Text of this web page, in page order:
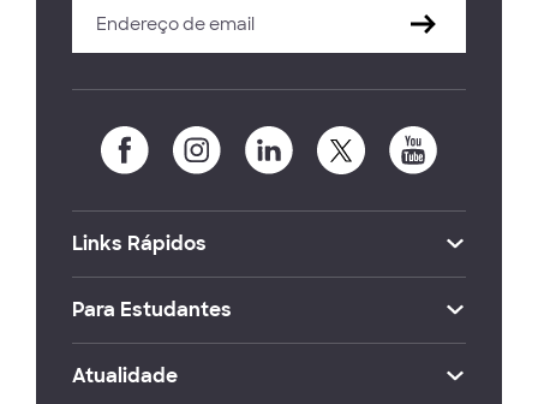
Links Rápidos
Para Estudantes
Atualidade